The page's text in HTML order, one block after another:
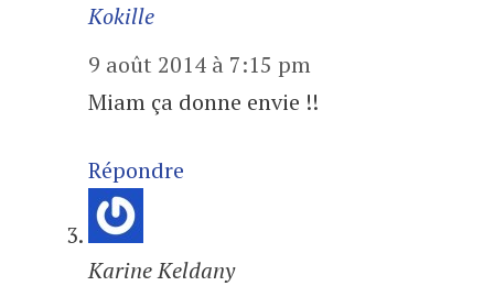
Kokille
9 août 2014 à 7:15 pm
Miam ça donne envie !!
Répondre
Karine Keldany